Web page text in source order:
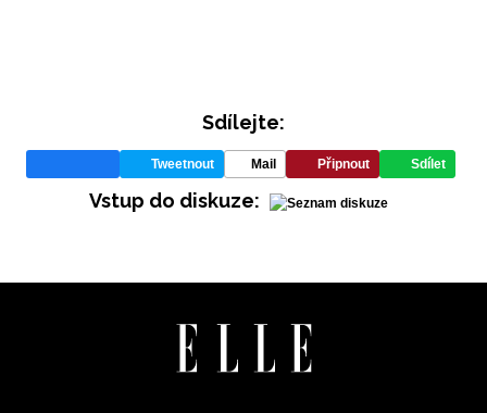
Sdílejte:
Tweetnout Mail Připnout Sdílet
Vstup do diskuze: